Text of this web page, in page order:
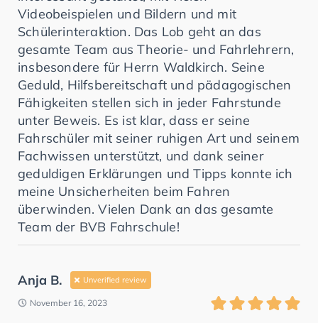
Videobeispielen und Bildern und mit
Schülerinteraktion. Das Lob geht an das
gesamte Team aus Theorie- und Fahrlehrern,
insbesondere für Herrn Waldkirch. Seine
Geduld, Hilfsbereitschaft und pädagogischen
Fähigkeiten stellen sich in jeder Fahrstunde
unter Beweis. Es ist klar, dass er seine
Fahrschüler mit seiner ruhigen Art und seinem
Fachwissen unterstützt, und dank seiner
geduldigen Erklärungen und Tipps konnte ich
meine Unsicherheiten beim Fahren
überwinden. Vielen Dank an das gesamte
Team der BVB Fahrschule!
Anja B. Unverified review
November 16, 2023